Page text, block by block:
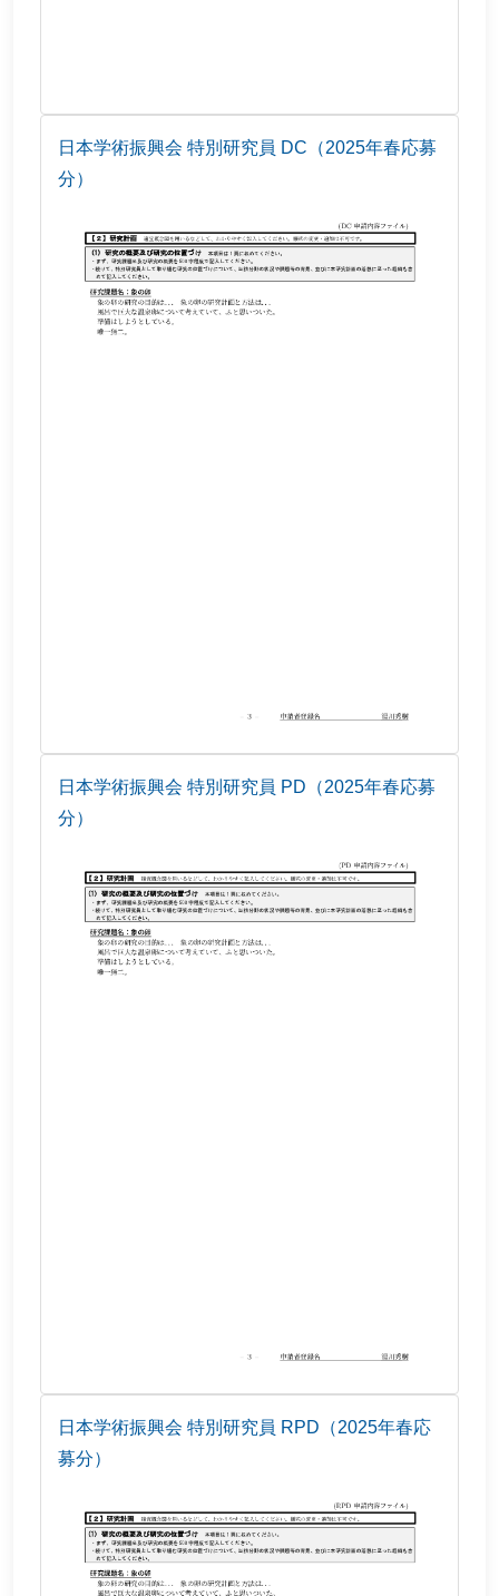
日本学術振興会 特別研究員 DC（2025年春応募
分）
日本学術振興会 特別研究員 PD（2025年春応募
分）
日本学術振興会 特別研究員 RPD（2025年春応
募分）